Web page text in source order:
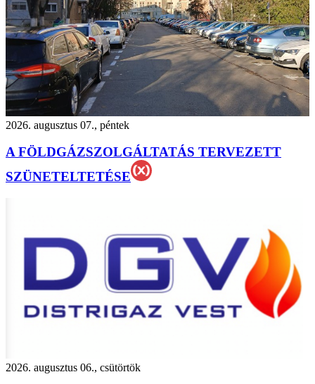
2026. augusztus 07., péntek
A FÖLDGÁZSZOLGÁLTATÁS TERVEZETT
SZÜNETELTETÉSE
2026. augusztus 06., csütörtök